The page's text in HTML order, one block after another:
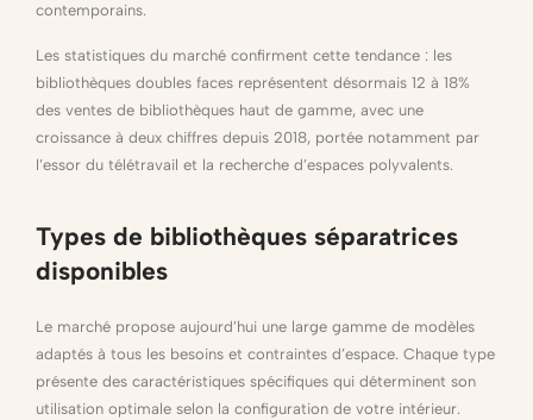
contemporains.
Les statistiques du marché confirment cette tendance : les
bibliothèques doubles faces représentent désormais 12 à 18%
des ventes de bibliothèques haut de gamme, avec une
croissance à deux chiffres depuis 2018, portée notamment par
l’essor du télétravail et la recherche d’espaces polyvalents.
Types de bibliothèques séparatrices
disponibles
Le marché propose aujourd’hui une large gamme de modèles
adaptés à tous les besoins et contraintes d’espace. Chaque type
présente des caractéristiques spécifiques qui déterminent son
utilisation optimale selon la configuration de votre intérieur.